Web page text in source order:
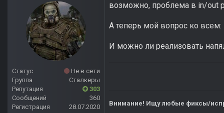
Статус
Не в сети
Группа
Сталкеры
Репутация
303
Сообщений
360
Регистрация
28.07.2020
возможно, проблема в in/out
А теперь мой вопрос ко
И можно ли реализовать
Внимание! Ищу любые фиксы/